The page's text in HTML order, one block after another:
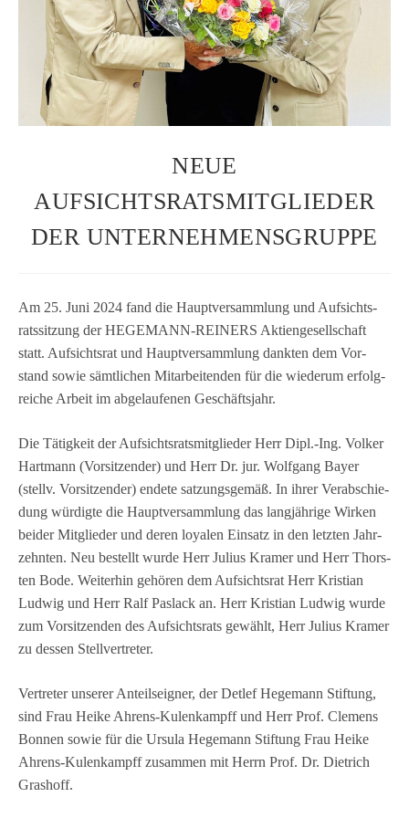
NEUE
AUFSICHTSRATSMITGLIEDER
DER UNTERNEHMENSGRUPPE
Am 25. Juni 2024 fand die Haupt­ver­samm­lung und Auf­sichts­
rats­sit­zung der HEGEMANN-REINERS Akti­en­ge­sell­schaft
statt. Auf­sichts­rat und Haupt­ver­samm­lung dank­ten dem Vor­
stand sowie sämt­li­chen Mit­ar­bei­ten­den für die wie­derum erfolg­
rei­che Arbeit im abge­lau­fe­nen Geschäftsjahr.
Die Tätig­keit der Auf­sichts­rats­mit­glie­der Herr Dipl.-Ing. Vol­ker
Hart­mann (Vor­sit­zen­der) und Herr Dr. jur. Wolf­gang Bayer
(stellv. Vor­sit­zen­der) endete sat­zungs­ge­mäß. In ihrer Ver­ab­schie­
dung wür­digte die Haupt­ver­samm­lung das lang­jäh­rige Wir­ken
bei­der Mit­glie­der und deren loya­len Ein­satz in den letz­ten Jahr­
zehn­ten. Neu bestellt wurde Herr Julius Kra­mer und Herr Thors­
ten Bode. Wei­ter­hin gehö­ren dem Auf­sichts­rat Herr Kris­tian
Lud­wig und Herr Ralf Pas­lack an. Herr Kris­tian Lud­wig wurde
zum Vor­sit­zen­den des Auf­sichts­rats gewählt, Herr Julius Kra­mer
zu des­sen Stellvertreter.
Ver­tre­ter unse­rer Anteils­eig­ner, der Det­lef Hege­mann Stif­tung,
sind Frau Heike Ahrens-Kulen­kampff und Herr Prof. Cle­mens
Bon­nen sowie für die Ursula Hege­mann Stif­tung Frau Heike
Ahrens-Kulen­kampff zusam­men mit Herrn Prof. Dr. Diet­rich
Grashoff.